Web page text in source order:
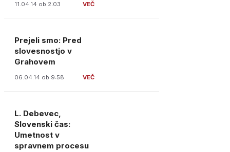
11.04.14 ob 2:03
Prejeli smo: Pred
slovesnostjo v
Grahovem
06.04.14 ob 9:58
L. Debevec,
Slovenski čas:
Umetnost v
spravnem procesu